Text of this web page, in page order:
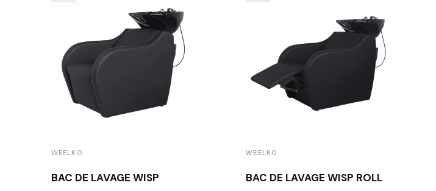
WEELKO
BAC DE LAVAGE WISP
WEELKO
BAC DE LAVAGE WISP ROLL